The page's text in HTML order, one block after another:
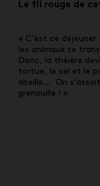
Le fil rouge de
« C’est ce déjeuner
les animaux se
Donc, la théière
tortue, le sel et le
abeille… On
grenouille ! »